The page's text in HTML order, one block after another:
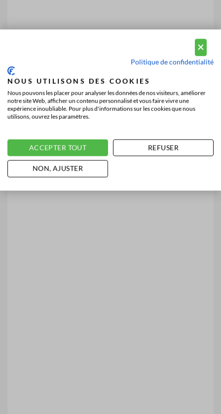
Politique de confidentialité
NOUS UTILISONS DES COOKIES
Nous pouvons les placer pour analyser les données de nos visiteurs, améliorer
notre site Web, afficher un contenu personnalisé et vous faire vivre une
expérience inoubliable. Pour plus d'informations sur les cookies que nous
utilisons, ouvrez les paramètres.
ACCEPTER TOUT REFUSER
NON, AJUSTER